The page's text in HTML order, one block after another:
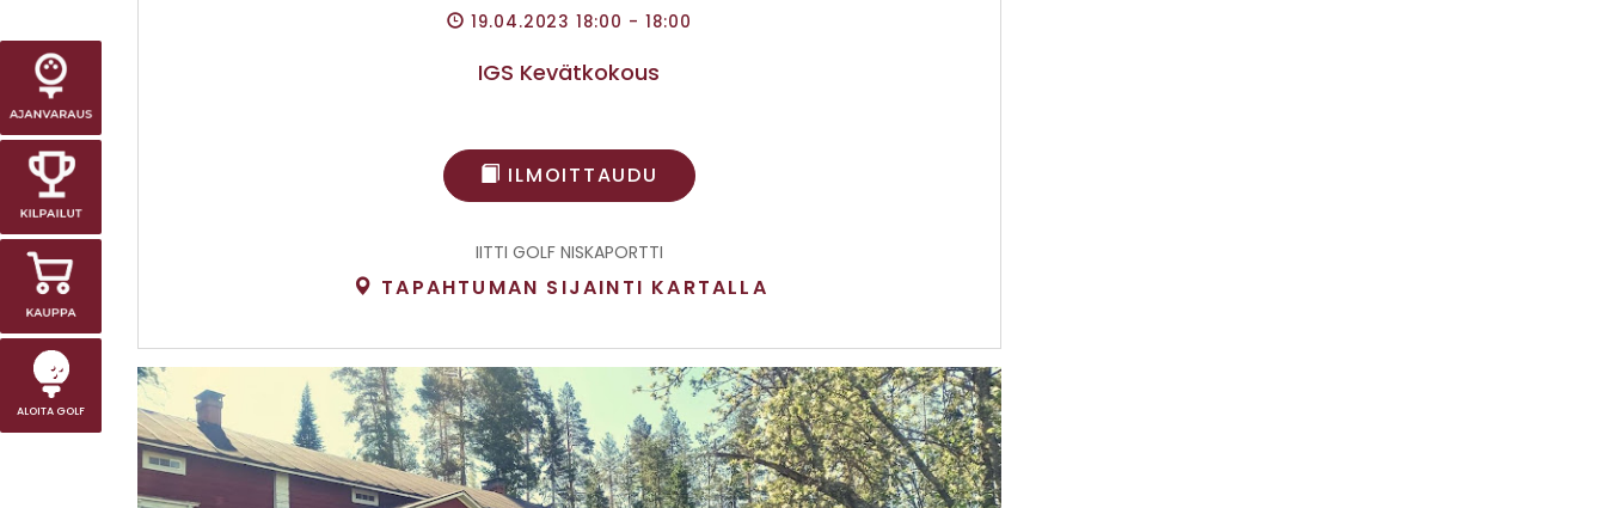
ALOITA GOLF
19.04.2023 18:00 - 18:00
IGS Kevätkokous
ILMOITTAUDU
IITTI GOLF NISKAPORTTI
TAPAHTUMAN SIJAINTI KARTALLA